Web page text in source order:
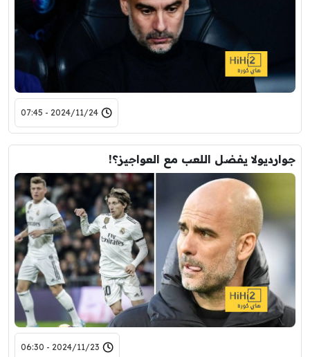
2024/11/24 - 07:45
جوارديولا يفضل اللعب مع العواجيز؟!
2024/11/23 - 06:30